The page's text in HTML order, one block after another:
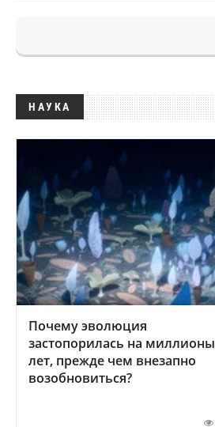
НАУКА
Почему эволюция
застопорилась на миллионы
лет, прежде чем внезапно
возобновиться?